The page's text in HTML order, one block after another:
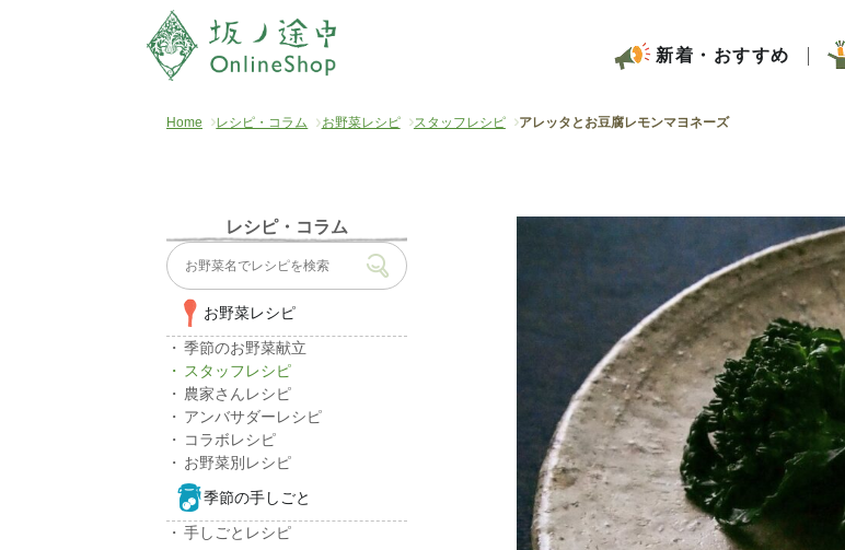
新着・おすすめ
Home レシピ・コラム お野菜レシピ スタッフレシピ アレッタとお豆腐レモンマヨネーズ
レシピ・コラム
お野菜レシピ
季節のお野菜献立
スタッフレシピ
農家さんレシピ
アンバサダーレシピ
コラボレシピ
お野菜別レシピ
季節の手しごと
手しごとレシピ